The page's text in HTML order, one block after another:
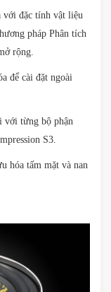
đặc tính vật liệu
pháp Phân tích
rộng.
để cài đặt ngoài
với từng bộ phận
S3.
hóa tấm mặt và nan